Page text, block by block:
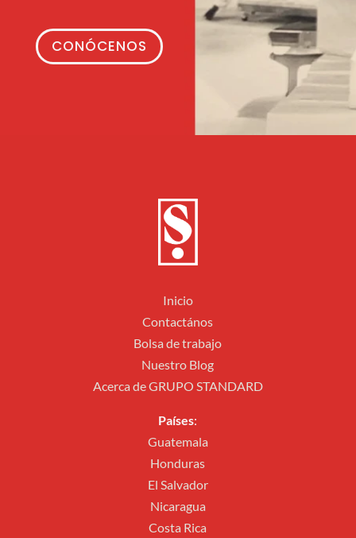
CONÓCENOS
Inicio
Contactános
Bolsa de trabajo
Nuestro Blog
Acerca de GRUPO STANDARD
Países:
Guatemala
Honduras
El Salvador
Nicaragua
Costa Rica